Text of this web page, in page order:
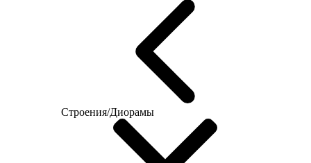
Строения/Диорамы